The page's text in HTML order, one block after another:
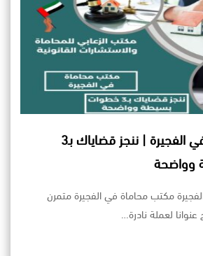
مكتب محاماة في الفجيرة | ننجز قضاياك بـ3
وواضحة
مكتب محاماة في الفجيرة متمرن
لعملة نادرة…